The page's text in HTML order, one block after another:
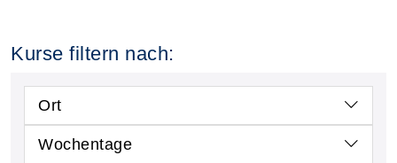
Kurse filtern nach:
Ort
Wochentage